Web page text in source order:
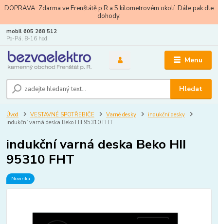
DOPRAVA: Zdarma ve Frenštátě p.R a 5 kilometrovém okolí. Dále pak dle
dohody.
Menu
Hledat
mobil 605 268 512
Po-Pá, 8-16 hod.
Úvod VESTAVNÉ SPOTŘEBIČE Varné desky
indukční desky
indukční varná deska Beko HII 95310 FHT
indukční varná deska Beko HII
95310 FHT
Novinka